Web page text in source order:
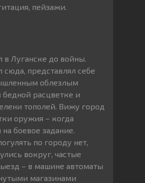
пейзажи.
в Луганске до войны.
сюда, представлял себе
облезлым
бедной расцветке и
тополей. Вижу город
оружия – когда
боевое задание.
по городу нет,
вокруг, частые
– в машине автоматы
магазинами